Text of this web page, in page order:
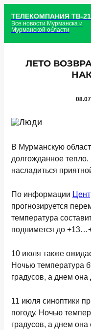
ТЕЛЕКОМПАНИЯ ТВ-21
Все новости Мурманска и
Мурманской области
ЛЕТО
В Мурманскую
долгожданное
насладиться
По информации
прогнозируется
температура
поднимется до
10 июля также
Ночью температура
градусов, а днем она
11 июля синоптики
погоду. Ночью
градусов, а днем